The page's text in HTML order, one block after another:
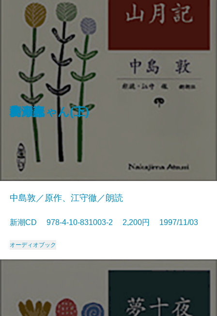
走れメロス
河童
杜子春
高野聖
山月記
中島敦／原作、江守徹／朗読
新潮CD 978-4-10-831003-2 2,200円 1997/11/03
オーディオブック
夢十夜
坊っちゃん(上)
坊っちゃん(下)
高瀬舟